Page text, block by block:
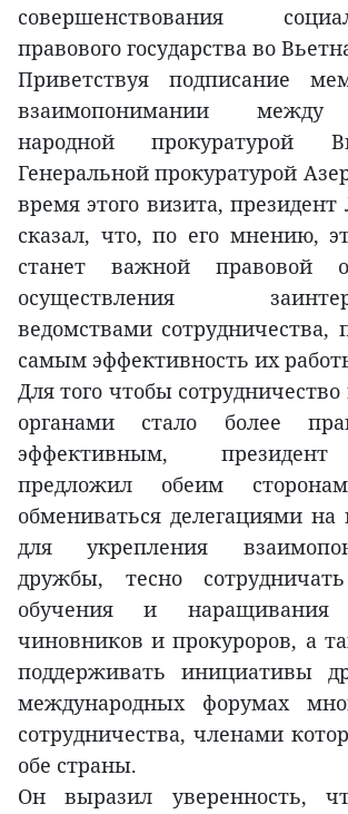
совершенствования
правового государства во
Приветствуя подписание
взаимопонимании между
народной прокуратурой
Генеральной прокуратурой
время этого визита,
сказал, что, по его мнению,
станет важной правовой
осуществления
ведомствами
самым эффективность их
Для того чтобы
органами стало более
эффективным,
предложил обеим
обмениваться делегациями на
для укрепления
дружбы, тесно
обучения и наращивания
чиновников и прокуроров, а
поддерживать инициативы
международных форумах
сотрудничества, членами
обе страны.
Он выразил уверенность,